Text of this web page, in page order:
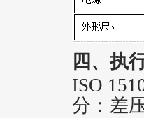
四、执
ISO
分：差